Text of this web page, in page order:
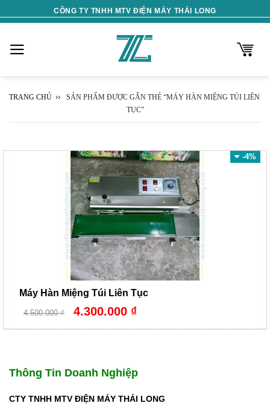
to
CÔNG TY TNHH MTV ĐIỆN MÁY THÁI LONG
TRANG CHỦ
SẢN PHẨM ĐƯỢC GẮN THẺ “MÁY HÀN MIỆNG TÚI LIÊN
TỤC”
-4%
Máy Hàn Miệng Túi Liên Tục
4.500.000₫
Giá
gốc
4.500.000 ₫.
4.300.000 ₫Giá
hiện
là:
Thông Tin Doanh Nghiệp
CTY TNHH MTV ĐIỆN MÁY THÁI LONG